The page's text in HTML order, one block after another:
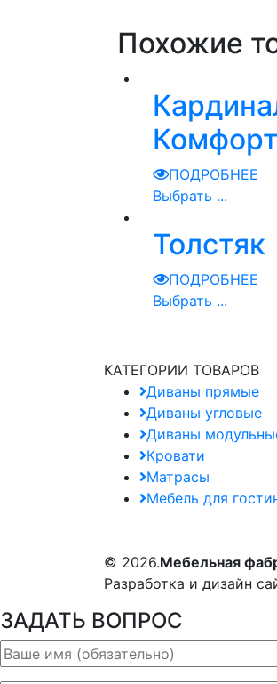
Похожие
Комфорт
ПОДРОБНЕЕ
Выбрать ...
Толстяк
ПОДРОБНЕЕ
Выбрать ...
КАТЕГОРИИ ТОВАРОВ
Диваны прямые
Диваны угловые
Диваны
Кровати
Матрасы
Мебель для
© 2026.Мебельная
Разработка и дизайн
ЗАДАТЬ ВОПРОС